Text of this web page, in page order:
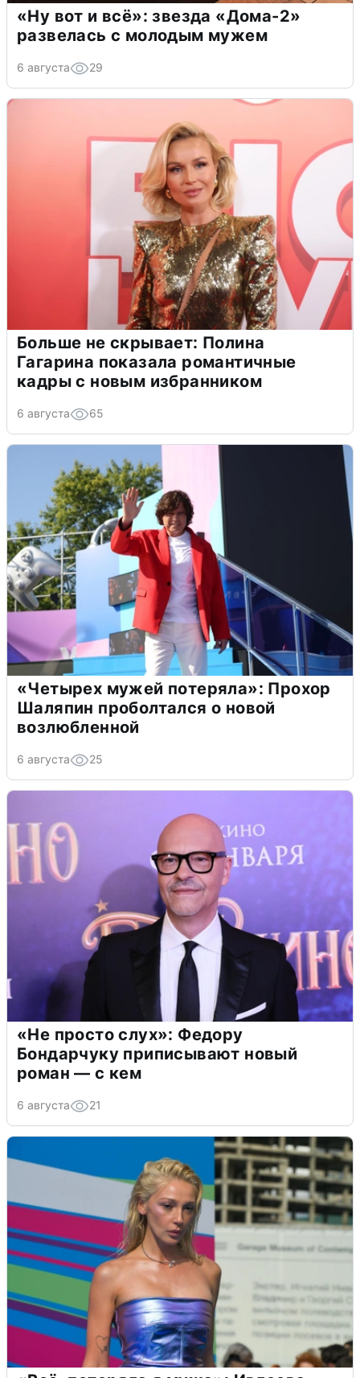
«Ну вот и всё»: звезда «Дома-2»
развелась с молодым мужем
6 августа 29
Больше не скрывает: Полина
Гагарина показала романтичные
кадры с новым избранником
6 августа 65
«Четырех мужей потеряла»: Прохор
Шаляпин проболтался о новой
возлюбленной
6 августа 25
«Не просто слух»: Федору
Бондарчуку приписывают новый
роман — с кем
6 августа 21